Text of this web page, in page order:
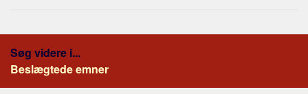
Hjælp
Søg videre i...
Beslægtede emner